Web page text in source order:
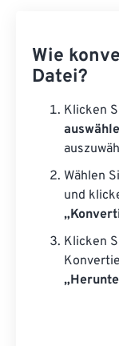
Wie
Datei?
Klicken
Wählen
und
Klicken